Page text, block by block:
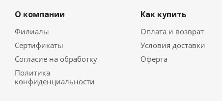
О компании
Филиалы
Сертификаты
Согласие на обработку
Политика
конфиденциальности
Как купить
Оплата и возврат
Условия доставки
Оферта